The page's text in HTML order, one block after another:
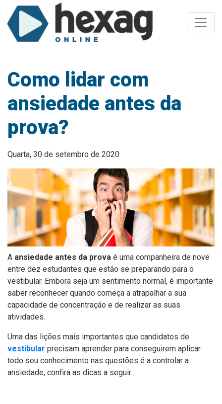
Como lidar com
ansiedade antes da
prova?
Quarta, 30 de setembro de 2020
A ansiedade antes da prova é uma companheira de nove
entre dez estudantes que estão se preparando para o
vestibular. Embora seja um sentimento normal, é importante
saber reconhecer quando começa a atrapalhar a sua
capacidade de concentração e de realizar as suas
atividades.
Uma das lições mais importantes que candidatos de
vestibular precisam aprender para conseguirem aplicar
todo seu conhecimento nas questões é a controlar a
ansiedade, confira as dicas a seguir.